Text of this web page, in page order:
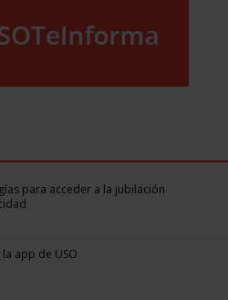
para acceder a la jubilación
app de USO